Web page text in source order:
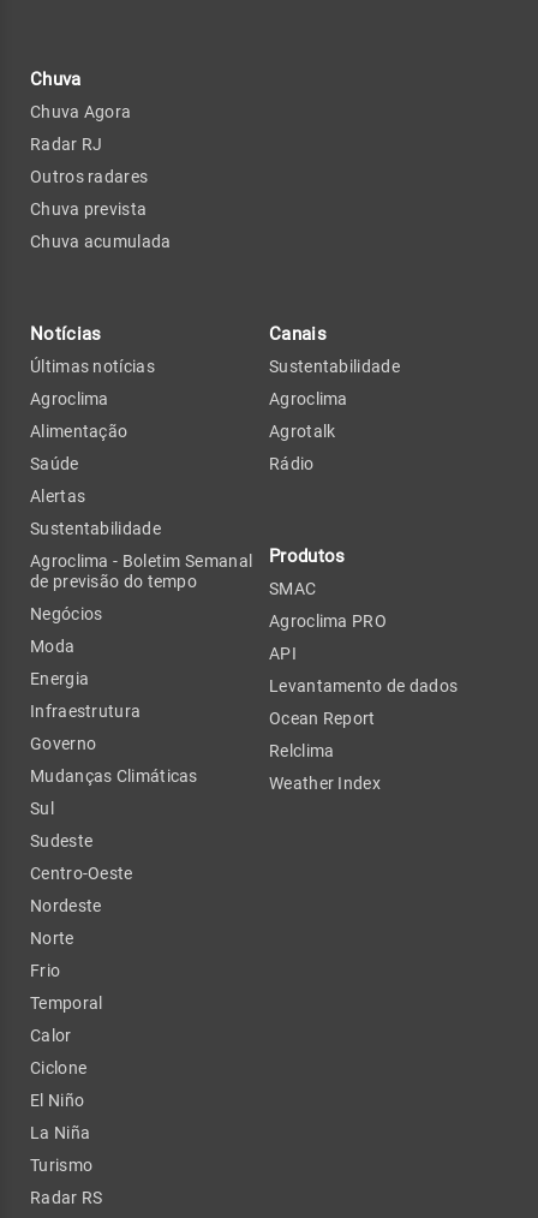
Chuva
Chuva Agora
Radar RJ
Outros radares
Chuva prevista
Chuva acumulada
Notícias
Últimas notícias
Agroclima
Alimentação
Saúde
Alertas
Sustentabilidade
Agroclima - Boletim Semanal
de previsão do tempo
Negócios
Moda
Energia
Infraestrutura
Governo
Mudanças Climáticas
Sul
Sudeste
Centro-Oeste
Nordeste
Norte
Frio
Temporal
Calor
Ciclone
El Niño
La Niña
Turismo
Radar RS
Canais
Sustentabilidade
Agroclima
Agrotalk
Rádio
Produtos
SMAC
Agroclima PRO
API
Levantamento de dados
Ocean Report
Relclima
Weather Index